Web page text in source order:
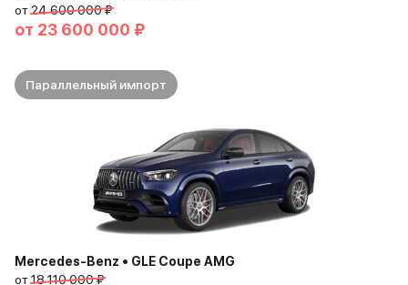
от24 600 000 ₽
от 23 600 000 ₽
Параллельный импорт
Mercedes-Benz • GLE Coupe AMG
от18 110 000 ₽